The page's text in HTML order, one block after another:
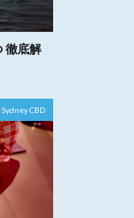
徹底解
Sydney CBD